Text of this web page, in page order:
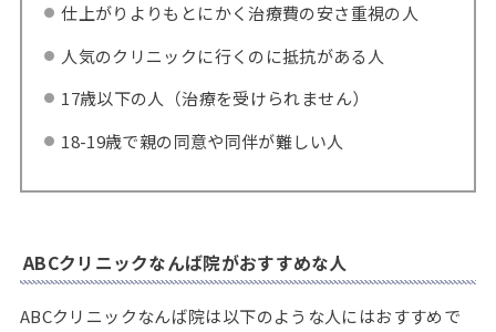
仕上がりよりもとにかく治療費の安さ重視の人
人気のクリニックに行くのに抵抗がある人
17歳以下の人（治療を受けられません）
18-19歳で親の同意や同伴が難しい人
ABCクリニックなんば院がおすすめな人
ABCクリニックなんば院は以下のような人にはおすすめで